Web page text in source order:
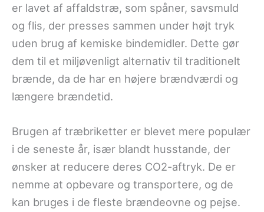
er lavet af affaldstræ, som spåner, savsmuld
og flis, der presses sammen under højt tryk
uden brug af kemiske bindemidler. Dette gør
dem til et miljøvenligt alternativ til traditionelt
brænde, da de har en højere brændværdi og
længere brændetid.
Brugen af træbriketter er blevet mere populær
i de seneste år, især blandt husstande, der
ønsker at reducere deres CO2-aftryk. De er
nemme at opbevare og transportere, og de
kan bruges i de fleste brændeovne og pejse.